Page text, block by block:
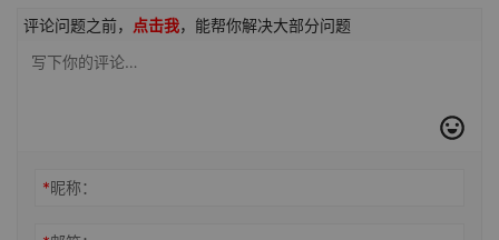
评论问题之前， 点击我，能帮你解决大部分问题
*昵称：